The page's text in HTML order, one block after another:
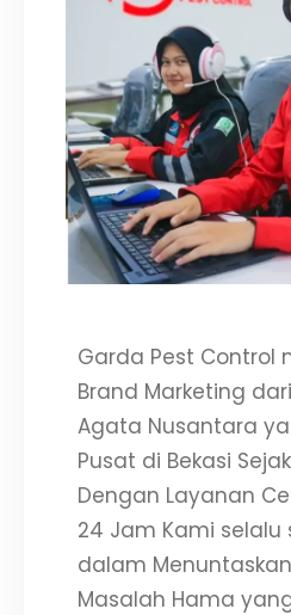
Garda Pest Control
Brand Marketing
Agata Nusantara
Pusat di Bekasi
Dengan Layanan
24 Jam Kami
dalam
Masalah Hama